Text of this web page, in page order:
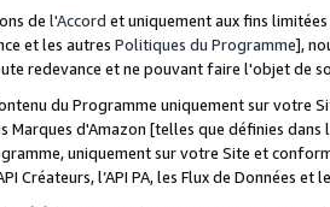
de l'Accord et uniquement aux fins
et les autres Politiques du Programme],
redevance et ne pouvant faire l'objet de
du Programme uniquement sur votre
Marques d'Amazon [telles que définies dans
uniquement sur votre Site et
Créateurs, l’API PA, les Flux de Données